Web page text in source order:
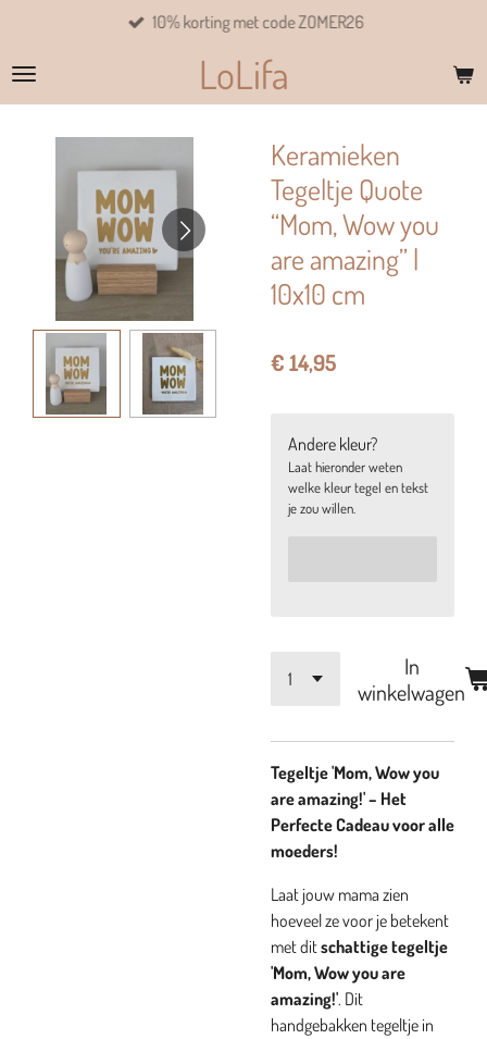
naar
de
LoLifa
10% korting met code ZOMER26
Keramieken
Tegeltje Quote
“Mom, Wow you
are amazing” |
10x10 cm
€ 14,95
Andere kleur?
Laat hieronder weten
welke kleur tegel en tekst
je zou willen.
In
winkelwagen
Tegeltje 'Mom, Wow you
are amazing!' – Het
Perfecte Cadeau voor alle
moeders!
Laat jouw mama zien
hoeveel ze voor je betekent
met ditschattige tegeltje
'Mom, Wow you are
amazing!'. Dit
handgebakken tegeltje in